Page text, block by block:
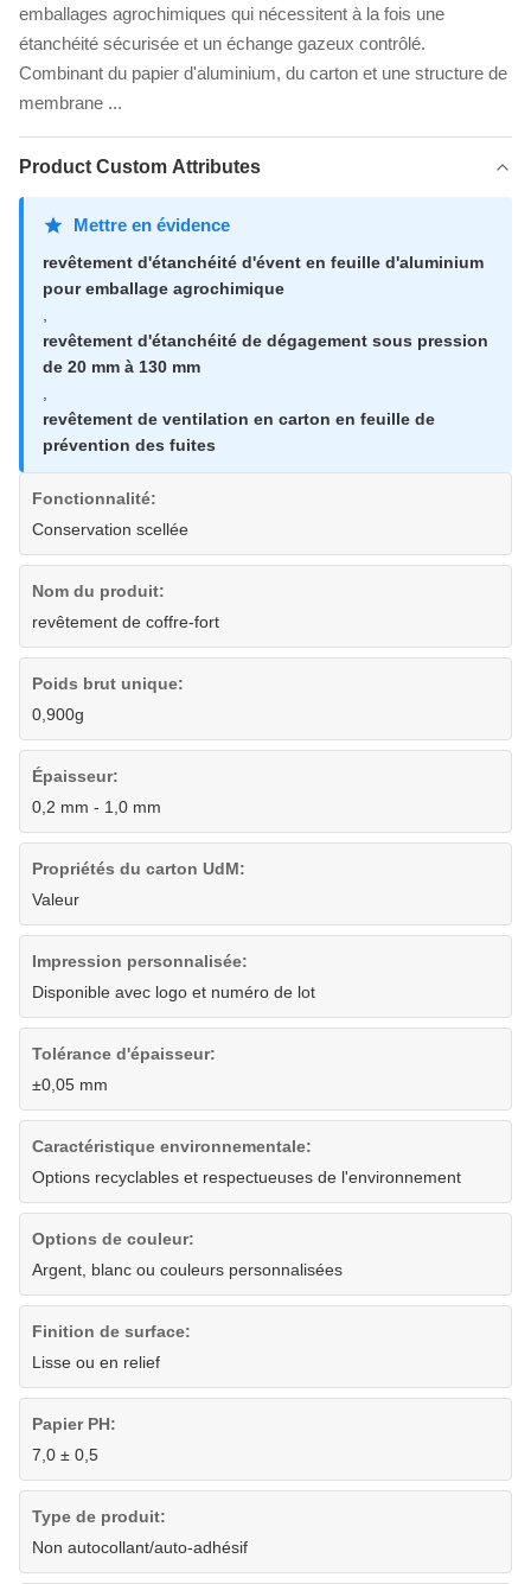
emballages agrochimiques qui nécessitent à la fois une
étanchéité sécurisée et un échange gazeux contrôlé.
Combinant du papier d'aluminium, du carton et une structure de
membrane ...
Product Custom Attributes
Mettre en évidence
revêtement d'étanchéité d'évent en feuille d'aluminium
pour emballage agrochimique
revêtement d'étanchéité de dégagement sous pression
de 20 mm à 130 mm
revêtement de ventilation en carton en feuille de
prévention des fuites
Fonctionnalité:
Conservation scellée
Nom du produit:
revêtement de coffre-fort
Poids brut unique:
0,900g
Épaisseur:
0,2 mm - 1,0 mm
Propriétés du carton UdM:
Valeur
Impression personnalisée:
Disponible avec logo et numéro de lot
Tolérance d'épaisseur:
±0,05 mm
Caractéristique environnementale:
Options recyclables et respectueuses de l'environnement
Options de couleur:
Argent, blanc ou couleurs personnalisées
Finition de surface:
Lisse ou en relief
Papier PH:
7,0 ± 0,5
Type de produit:
Non autocollant/auto-adhésif